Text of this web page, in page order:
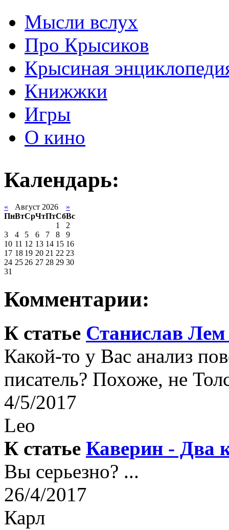
Мысли вслух
Про Крысиков
Крысиная
Книжжки
Игры
О кино
Календарь:
« Август 2026
»
ПнВтСрЧтПтСбВс
1
2
3
4 5 6 7 8
9
10 11 12 13 14 15 16
17 18 19 20 21 22 23
24 25 26 27 28 29 30
31
Комментарии:
К статье Станислав
Какой-то у Вас анализ
писатель? Похоже, не
4/5/2017
Leo
К статье Каверин - Два
Вы серьезно? ...
26/4/2017
Карл